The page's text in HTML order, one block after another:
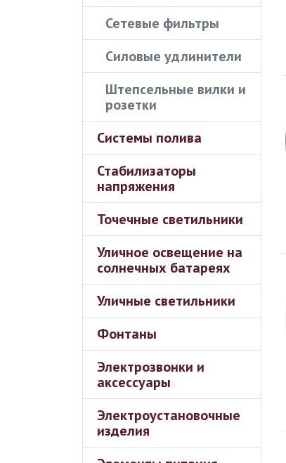
Сетевые фильтры
Силовые удлинители
Штепсельные вилки и
розетки
Системы полива
Стабилизаторы
напряжения
Точечные светильники
Уличное освещение на
солнечных батареях
Уличные светильники
Фонтаны
Электрозвонки и
аксессуары
Электроустановочные
изделия